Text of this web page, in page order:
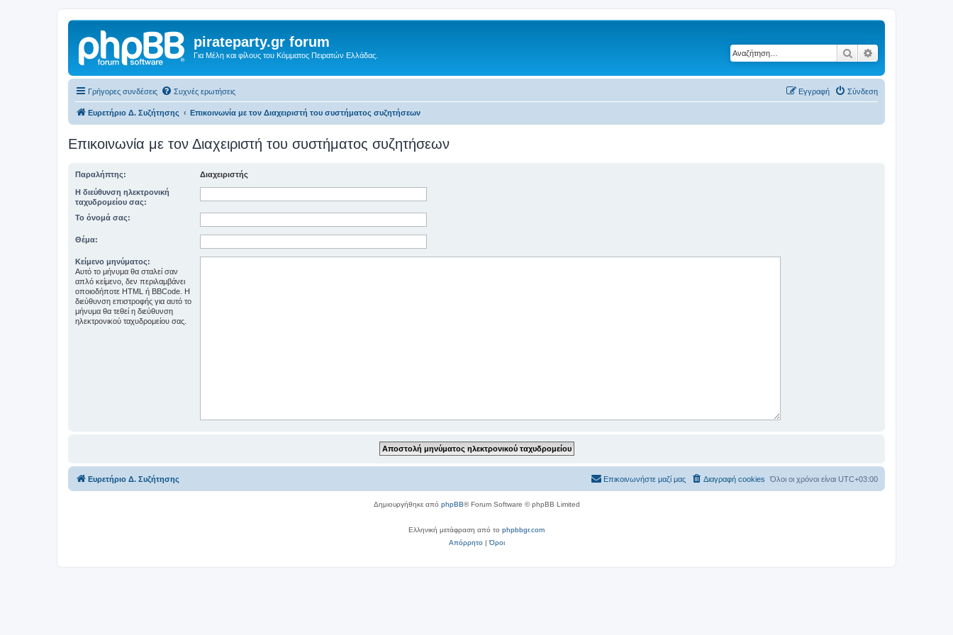
pirateparty.gr forum
Για Μέλη και φίλους του Κόμματος Πειρατών Ελλάδας. Αναζήτηση
Γρήγορες συνδέσεις Συχνές ερωτήσεις Σύνδεση
Εγγραφή
Ευρετήριο Δ. Συζήτησης Επικοινωνία με τον Διαχειριστή του συστήματος συζητήσεων
Επικοινωνία με τον Διαχειριστή του συστήματος συζητήσεων
Παραλήπτης: Διαχειριστής
Η διεύθυνση ηλεκτρονική
ταχυδρομείου σας:
Το όνομά σας:
Θέμα:
Κείμενο μηνύματος:
Αυτό το μήνυμα θα σταλεί σαν
απλό κείμενο, δεν περιλαμβάνει
οποιοδήποτε HTML ή BBCode. Η
διεύθυνση επιστροφής για αυτό το
μήνυμα θα τεθεί η διεύθυνση
ηλεκτρονικού ταχυδρομείου σας.
Ευρετήριο Δ. Συζήτησης Όλοι οι χρόνοι είναι UTC+03:00
Διαγραφή cookies
Επικοινωνήστε μαζί μας
Δημιουργήθηκε από phpBB® Forum Software © phpBB Limited
Ελληνική μετάφραση από το phpbbgr.com
Απόρρητο|Όροι